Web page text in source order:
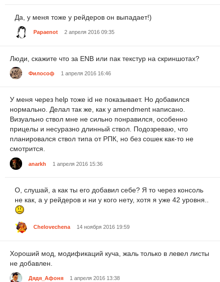
Да, у меня тоже у рейдеров он выпадает!)
Papaenot 2 апреля 2016 09:35
Люди, скажите что за ENB или пак текстур на скриншотах?
Философ 1 апреля 2016 16:46
У меня через help тоже id не показывает. Но добавился
нормально. Делал так же, как у amendment написано.
Визуально ствол мне не сильно понравился, особенно
прицелы и несуразно длинный ствол. Подозреваю, что
планировался ствол типа от РПК, но без сошек как-то не
смотрится.
anarkh 1 апреля 2016 15:36
О, слушай, а как ты его добавил себе? Я то через консоль
не как, а у рейдеров и ни у кого нету, хотя я уже 42 уровня..
Chelovechena 14 ноября 2016 19:59
Хороший мод, модификаций куча, жаль только в левел листы
не добавлен.
Дядя_Афоня 1 апреля 2016 13:38